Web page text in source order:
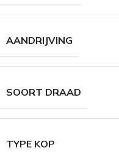
AANDRIJVING
SOORT DRAAD
TYPE KOP